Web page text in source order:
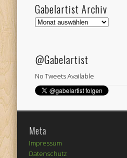
Gabelartist Archiv
Gabelartist
@Gabelartist
No Tweets Available
Meta
Impressum
Datenschutz